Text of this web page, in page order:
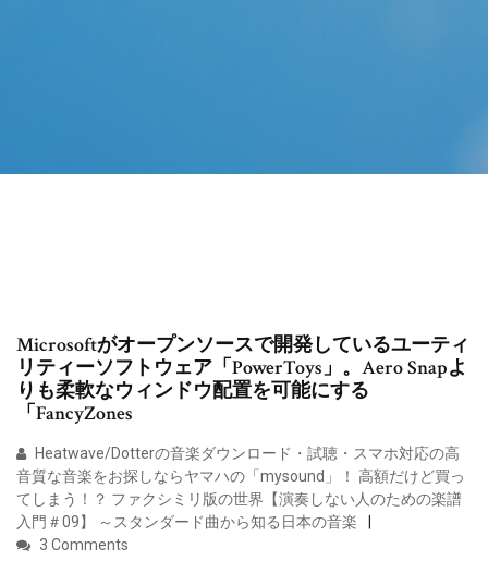
Microsoftがオープンソースで開発しているユーティ
リティーソフトウェア「PowerToys」。Aero Snapよ
りも柔軟なウィンドウ配置を可能にする
「FancyZones
Heatwave/Dotterの音楽ダウンロード・試聴・スマホ対応の高
音質な音楽をお探しならヤマハの「mysound」！ 高額だけど買っ
てしまう！？ ファクシミリ版の世界【演奏しない人のための楽譜
入門＃09】 ～スタンダード曲から知る日本の音楽
3 Comments